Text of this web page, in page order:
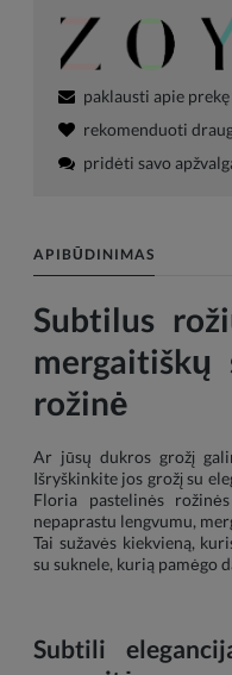
paklausti apie prekę
rekomenduoti
pridėti savo
APIBŪDINIMAS
Subtilus
rožinė
Ar jūsų dukros grožį
Išryškinkite jos grožį su
Floria pastelinės
nepaprastu lengvumu,
Tai sužavės kiekvieną,
su suknele, kurią pamėgo
Subtili